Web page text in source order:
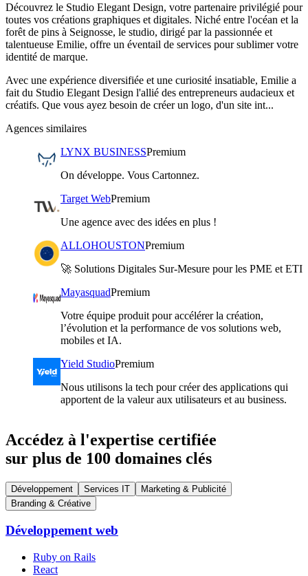
Découvrez le Studio Elegant Design, votre partenaire privilégié pour
toutes vos créations graphiques et digitales. Niché entre l'océan et la
forêt de pins à Seignosse, le studio, dirigé par la passionnée et
talentueuse Emilie, offre un éventail de services pour sublimer votre
identité de marque.
Avec une expérience diversifiée et une curiosité insatiable, Emilie a
fait du Studio Elegant Design l'allié des entrepreneurs audacieux et
créatifs. Que vous ayez besoin de créer un logo, d'un site int...
Agences similaires
LYNX BUSINESSPremium
On développe. Vous Cartonnez.
Target WebPremium
Une agence avec des idées en plus !
ALLOHOUSTONPremium
🚀 Solutions Digitales Sur-Mesure pour les PME et ETI
MayasquadPremium
Votre équipe produit pour accélérer la création,
l’évolution et la performance de vos solutions web,
mobiles et IA.
Yield StudioPremium
Nous utilisons la tech pour créer des applications qui
apportent de la valeur aux utilisateurs et au business.
Accédez à l'expertise certifiée
sur plus de 100 domaines clés
Développement Services IT
Marketing & Publicité
Branding & Créative
Développement web
Ruby on Rails
React